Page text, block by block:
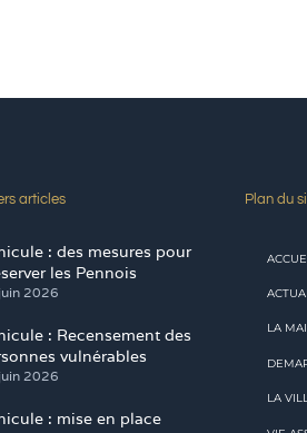
articles
: des mesures pour
les Pennois
2026
: Recensement des
vulnérables
2026
: mise en place
Plan du